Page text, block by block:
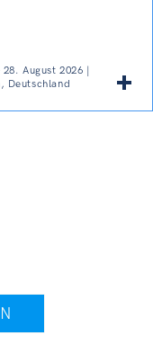
28. August 2026 |
Deutschland